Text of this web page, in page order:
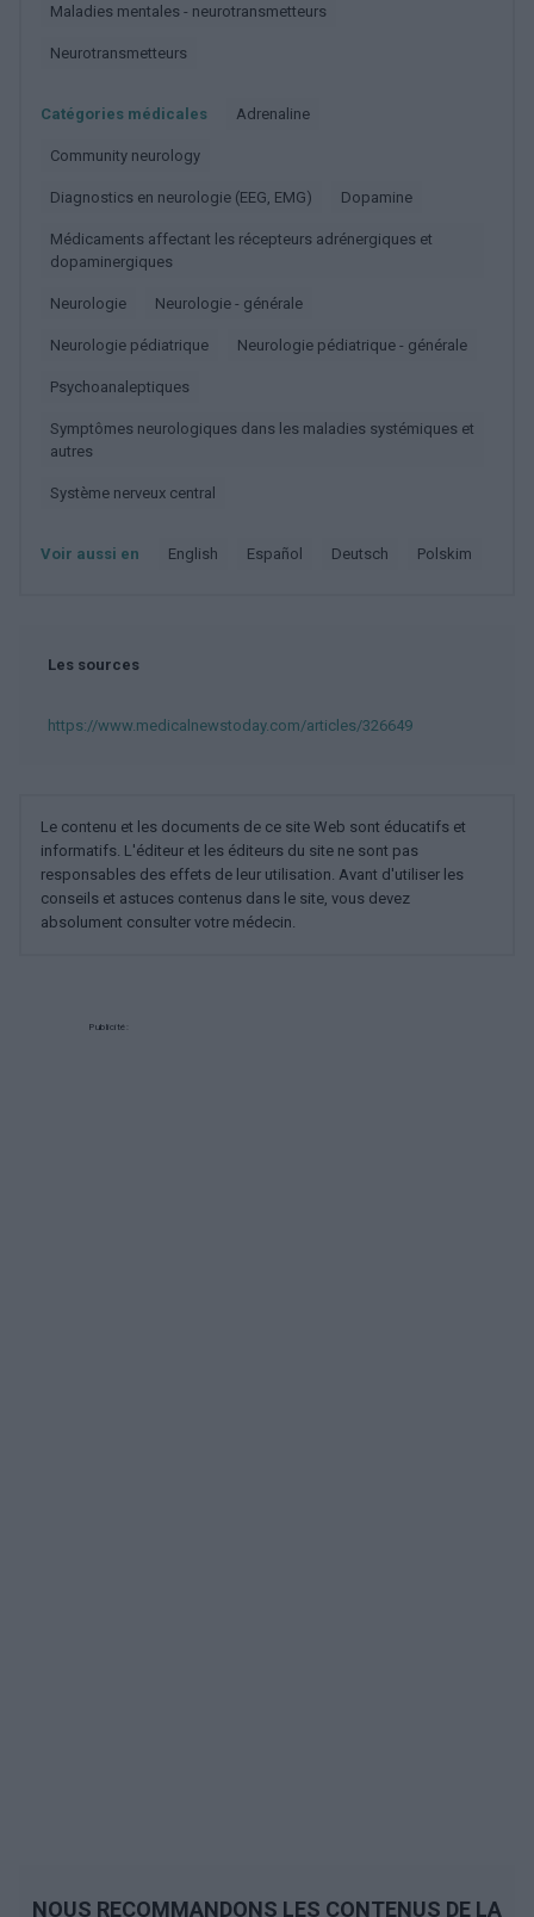
Maladies mentales - neurotransmetteurs
Neurotransmetteurs
Catégories médicales Adrenaline
Community neurology
Diagnostics en neurologie (EEG, EMG) Dopamine
Médicaments affectant les récepteurs adrénergiques et
dopaminergiques
Neurologie Neurologie - générale
Neurologie pédiatrique Neurologie pédiatrique - générale
Psychoanaleptiques
Symptômes neurologiques dans les maladies systémiques et
autres
Système nerveux central
Voir aussi en english español deutsch polskim
Les sources
https://www.medicalnewstoday.com/articles/326649
Le contenu et les documents de ce site Web sont éducatifs et
informatifs. L'éditeur et les éditeurs du site ne sont pas
responsables des effets de leur utilisation. Avant d'utiliser les
conseils et astuces contenus dans le site, vous devez
absolument consulter votre médecin.
Publicité:
NOUS RECOMMANDONS LES CONTENUS DE LA